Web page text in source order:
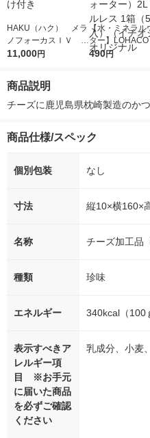
HAKU（ハク） メラ
ノフォーカスＩＶ 4
5ｇ 資生堂 おまけ
11,000円
【水・ミネラル
ター】
r（ロハコウォー
490円
商品説明
チーズに鹿児島県枕崎製造のか
商品仕様/スペック
個別包装 なし
寸法 縦10×横160×
名称 チーズ加工品
種類 珍味
エネルギー 340kcal（100
表示すべきア
レルギー項
目 ※お手元
に届いた商品
を必ずご確認
ください
乳成分、小麦